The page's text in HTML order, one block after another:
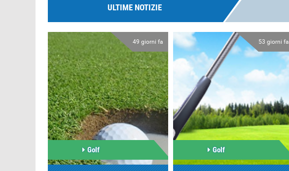
ULTIME NOTIZIE
49 giorni fa
Golf
53 giorni fa
Golf